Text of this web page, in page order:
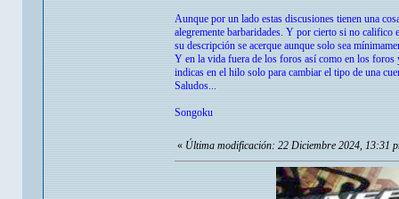
Aunque por un lado estas discusiones tienen una
alegremente barbaridades. Y por cierto si no califico
su descripción se acerque aunque solo sea
Y en la vida fuera de los foros así como en los foros
indicas en el hilo solo para cambiar el tipo de una
Saludos...
Songoku
« Última modificación: 22 Diciembre 2024, 13:31